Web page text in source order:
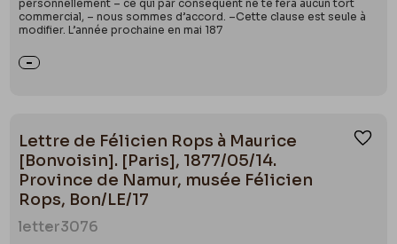
personnellement – ce qui par conséquent ne te fera aucun tort
commercial, – nous sommes d’accord. –Cette clause est seule à
modifier. L’année prochaine en mai 187
Lettre de Félicien Rops à Maurice
[Bonvoisin]. [Paris], 1877/05/14.
Province de Namur, musée Félicien
Rops, Bon/LE/17
letter3076